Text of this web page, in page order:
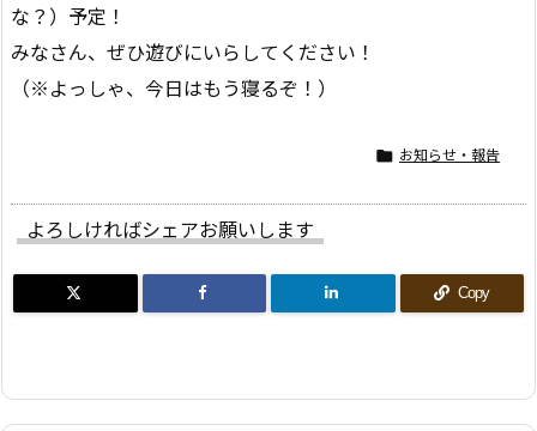
な？）予定！
みなさん、ぜひ遊びにいらしてください！
（※よっしゃ、今日はもう寝るぞ！）
 お知らせ・報告
よろしければシェアお願いします
Copy